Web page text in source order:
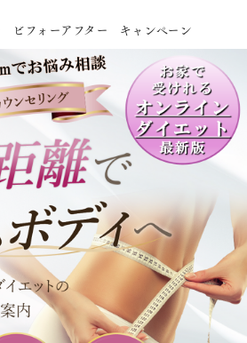
ビフォーアフター キャンペーン